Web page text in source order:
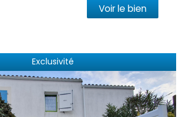
Voir le bien
Exclusivité